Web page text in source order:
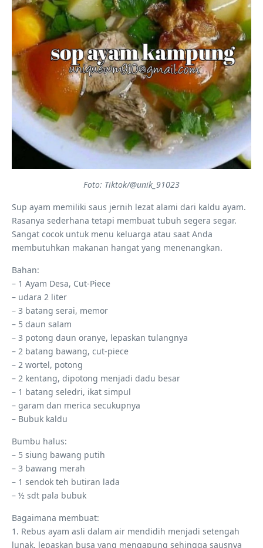
Foto: Tiktok/@unik_91023
Sup ayam memiliki saus jernih lezat alami dari kaldu ayam.
Rasanya sederhana tetapi membuat tubuh segera segar.
Sangat cocok untuk menu keluarga atau saat Anda
membutuhkan makanan hangat yang menenangkan.
Bahan:
– 1 Ayam Desa, Cut-Piece
– udara 2 liter
– 3 batang serai, memor
– 5 daun salam
– 3 potong daun oranye, lepaskan tulangnya
– 2 batang bawang, cut-piece
– 2 wortel, potong
– 2 kentang, dipotong menjadi dadu besar
– 1 batang seledri, ikat simpul
– garam dan merica secukupnya
– Bubuk kaldu
Bumbu halus:
– 5 siung bawang putih
– 3 bawang merah
– 1 sendok teh butiran lada
– ½ sdt pala bubuk
Bagaimana membuat:
1. Rebus ayam asli dalam air mendidih menjadi setengah
lunak, lepaskan busa yang mengapung sehingga sausnya